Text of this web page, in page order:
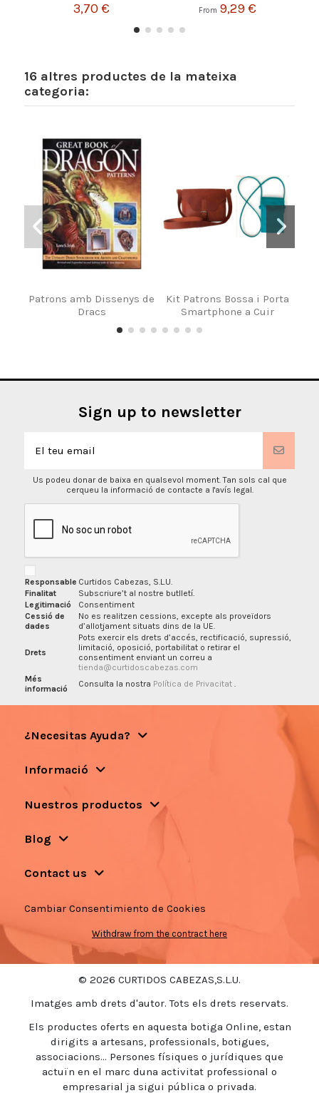
3,70 € From 9,29 €
16 altres productes de la mateixa
categoria:
Patrons amb Dissenys de
Dracs
Kit Patrons Bossa i Porta
Smartphone a Cuir
Sign up to newsletter
Us podeu donar de baixa en qualsevol moment. Tan sols cal que
cerqueu la informació de contacte a l'avís legal.
Responsable Curtidos Cabezas, S.L.U.
Finalitat
Subscriure’t al nostre butlletí.
Legitimació
Consentiment
Cessió de
dades
No es realitzen cessions, excepte als proveïdors
d’allotjament situats dins de la UE.
Drets
Pots exercir els drets d’accés, rectificació, supressió,
limitació, oposició, portabilitat o retirar el
consentiment enviant un correu a
tienda@curtidoscabezas.com
Més
informació
Consulta la nostra Política de Privacitat
¿Necesitas Ayuda?
Informació
Nuestros productos
Blog
Contact us
Cambiar Consentimiento de Cookies
Withdraw from the contract here
© 2026 CURTIDOS CABEZAS,S.L.U.
Imatges amb drets d'autor. Tots els drets reservats.
Els productes oferts en aquesta botiga Online, estan
dirigits a artesans, professionals, botigues,
associacions... Persones físiques o jurídiques que
actuïn en el marc duna activitat professional o
empresarial ja sigui pública o privada.